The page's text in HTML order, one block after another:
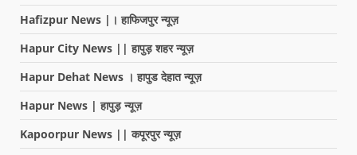
Hafizpur News |। हाफिजपुर न्यूज़
Hapur City News || हापुड़ शहर न्यूज़
Hapur Dehat News । हापुड देहात न्यूज़
Hapur News | हापुड़ न्यूज़
Kapoorpur News || कपूरपुर न्यूज़